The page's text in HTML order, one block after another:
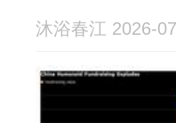
沐浴春江 2026-